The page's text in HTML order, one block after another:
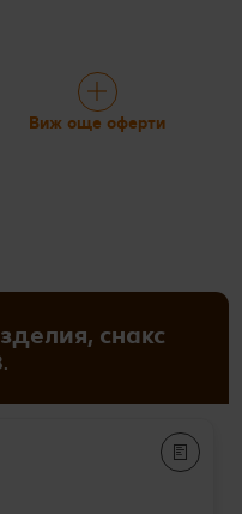
Виж още оферти
снакс